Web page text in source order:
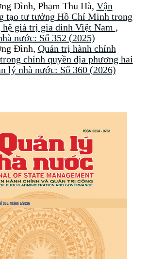
Đình, Phạm Thu Hà, Vận
tạo tư tưởng Hồ Chí Minh trong
hệ giá trị gia đình Việt Nam ,
nước: Số 352 (2025)
Đình, Quản trị hành chính
chính quyền địa phương hai
lý nhà nước: Số 360 (2026)